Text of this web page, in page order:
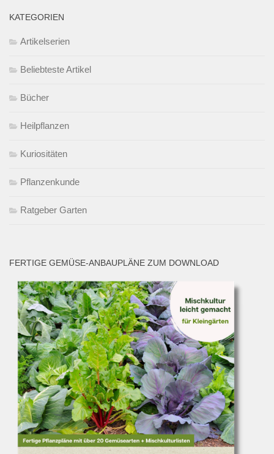
KATEGORIEN
Artikelserien
Beliebteste Artikel
Bücher
Heilpflanzen
Kuriositäten
Pflanzenkunde
Ratgeber Garten
FERTIGE GEMÜSE-ANBAUPLÄNE ZUM DOWNLOAD